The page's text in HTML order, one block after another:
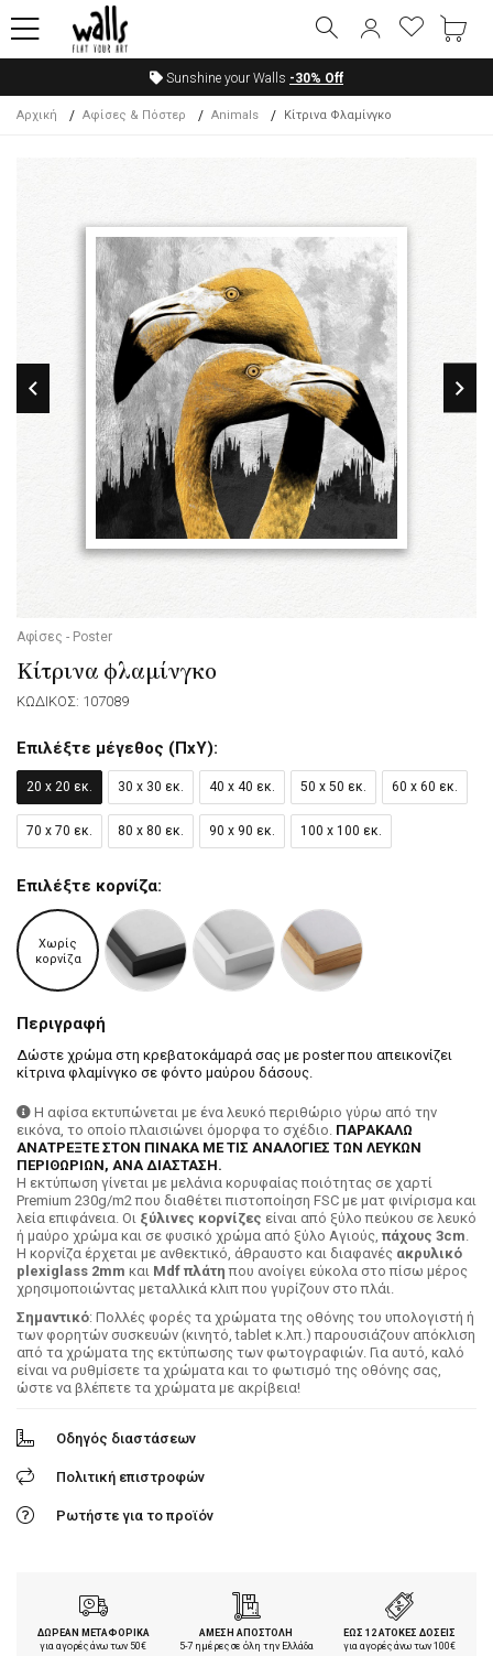
Sunshine your Walls -30% Off
Αρχική Αφίσες & Πόστερ Animals Κίτρινα Φλαμίνγκο
Αφίσες - Poster
Κίτρινα φλαμίνγκο
ΚΩΔΙΚΟΣ: 107089
Επιλέξτε μέγεθος (ΠxΥ):
20 x 20 εκ. 30 x 30 εκ. 40 x 40 εκ. 50 x 50 εκ. 60 x 60 εκ.
70 x 70 εκ. 80 x 80 εκ. 90 x 90 εκ. 100 x 100 εκ.
Επιλέξτε κορνίζα:
Χωρίς
κορνίζα
Περιγραφή
Δώστε χρώμα στη κρεβατοκάμαρά σας με poster που απεικονίζει
κίτρινα φλαμίνγκο σε φόντο μαύρου δάσους.
Η αφίσα εκτυπώνεται με ένα λευκό περιθώριο γύρω από την
εικόνα, το οποίο πλαισιώνει όμορφα το σχέδιο. ΠΑΡΑΚΑΛΩ
ΑΝΑΤΡΕΞΤΕ ΣΤΟΝ ΠΙΝΑΚΑ ΜΕ ΤΙΣ ΑΝΑΛΟΓΙΕΣ ΤΩΝ ΛΕΥΚΩΝ
ΠΕΡΙΘΩΡΙΩΝ, ΑΝΑ ΔΙΑΣΤΑΣΗ.
H εκτύπωση γίνεται με μελάνια κορυφαίας ποιότητας σε χαρτί
Premium 230g/m2 που διαθέτει πιστοποίηση FSC με ματ φινίρισμα και
λεία επιφάνεια. Οι ξύλινες κορνίζες είναι από ξύλο πεύκου σε λευκό
ή μαύρο χρώμα και σε φυσικό χρώμα από ξύλο Αγιούς, πάχους 3cm.
Η κορνίζα έρχεται με ανθεκτικό, άθραυστο και διαφανές ακρυλικό
plexiglass 2mm και Mdf πλάτη που ανοίγει εύκολα στο πίσω μέρος
χρησιμοποιώντας μεταλλικά κλιπ που γυρίζουν στο πλάι.
Σημαντικό: Πολλές φορές τα χρώματα της οθόνης του υπολογιστή ή
των φορητών συσκευών (κινητό, tablet κ.λπ.) παρουσιάζουν απόκλιση
από τα χρώματα της εκτύπωσης των φωτογραφιών. Για αυτό, καλό
είναι να ρυθμίσετε τα χρώματα και το φωτισμό της οθόνης σας,
ώστε να βλέπετε τα χρώματα με ακρίβεια!
Οδηγός διαστάσεων
Πολιτική επιστροφών
Ρωτήστε για το προϊόν
ΔΩΡΕΑΝ ΜΕΤΑΦΟΡΙΚΑ
για αγορές άνω των 50€
ΑΜΕΣΗ ΑΠΟΣΤΟΛΗ
5-7 ημέρες σε όλη την Ελλάδα
ΕΩΣ 12 ΑΤΟΚΕΣ ΔΟΣΕΙΣ
για αγορές άνω των 100€